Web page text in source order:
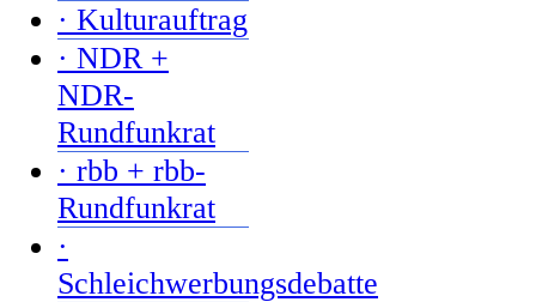
· Kulturauftrag
· NDR +
NDR-
Rundfunkrat
· rbb + rbb-
Rundfunkrat
·
Schleichwerbungsdebatte